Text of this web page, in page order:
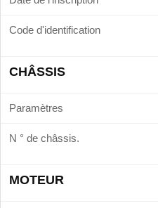
Code d'identification
CHÂSSIS
Paramètres
N ° de châssis.
MOTEUR